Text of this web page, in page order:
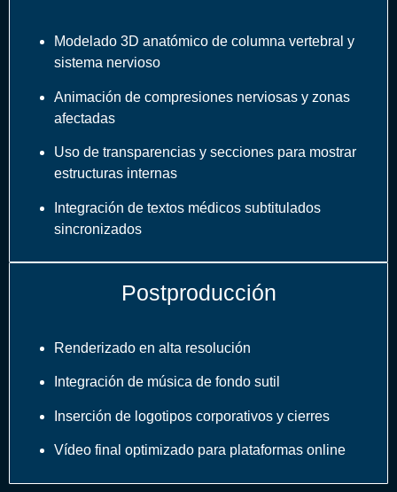
Modelado 3D anatómico de columna vertebral y
sistema nervioso
Animación de compresiones nerviosas y zonas
afectadas
Uso de transparencias y secciones para mostrar
estructuras internas
Integración de textos médicos subtitulados
sincronizados
Postproducción
Renderizado en alta resolución
Integración de música de fondo sutil
Inserción de logotipos corporativos y cierres
Vídeo final optimizado para plataformas online